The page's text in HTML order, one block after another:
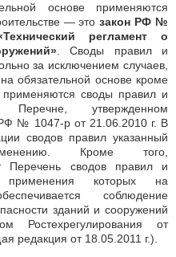
основе применяются
— этозакон РФ №
регламент о
. Своды правил и
за исключением случаев,
обязательной основе кроме
применяются своды правил и
утвержденном
№ 1047-р от 21.06.2010 г. В
сводов правил указанный
Кроме того,
Перечень сводов правил и
применения которых на
соблюдение
зданий и сооружений
Ростехрегулирования от
редакция от 18.05.2011 г.).